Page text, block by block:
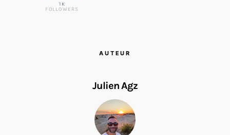
1K
FOLLOWERS
AUTEUR
Julien Agz